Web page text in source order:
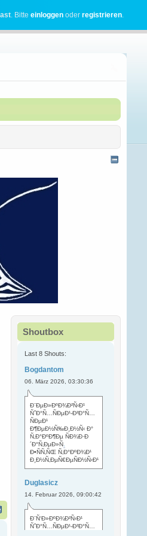
. Bitteeinloggen oderregistrieren.
Shoutbox
Last 8 Shouts:
Bogdantom
06. März 2026, 03:30:36
Ð¨ÐµÐ»ÐºÐ¾Ð²Ñ‹Ð¹
ÑˆÐ°Ñ…ÑÐµÐ¹-Ð²Ð°Ñ…
ÑÐµÐ¹
Ð¶ÐµÐ½Ñ‰Ð¸Ð½Ñ‹ Ð°
Ñ‚Ð°ÐºÐ¶Ðµ ÑÐ¾Ð·Ð
´Ð°Ñ‚ÐµÐ»Ñ.
Ð•ÑÑ‚ÑŒ Ñ‚Ð°ÐºÐ¾Ð¹
Ð¸Ð½Ñ‚ÐµÑ€ÐµÑÐ½Ñ‹Ð¹
Duglasicz
14. Februar 2026, 09:00:42
Ð¨Ñ‘Ð»ÐºÐ¾Ð²Ñ‹Ð¹
ÑˆÐ°Ñ…ÑÐµÐ¹-Ð²Ð°Ñ…